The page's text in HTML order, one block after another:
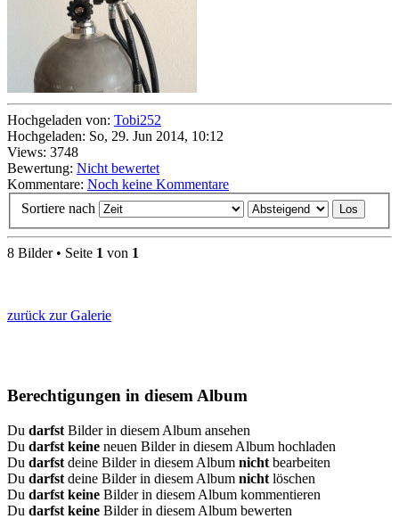
Hochgeladen von: Tobi252
Hochgeladen: So, 29. Jun 2014, 10:12
Views: 3748
Bewertung: Nicht bewertet
Kommentare: Noch keine Kommentare
Sortiere nach
8 Bilder • Seite 1 von 1
zurück zur Galerie
Berechtigungen in diesem Album
Du darfst Bilder in diesem Album ansehen
Du darfst keine neuen Bilder in diesem Album hochladen
Du darfst deine Bilder in diesem Album nicht bearbeiten
Du darfst deine Bilder in diesem Album nicht löschen
Du darfst keine Bilder in diesem Album kommentieren
Du darfst keine Bilder in diesem Album bewerten